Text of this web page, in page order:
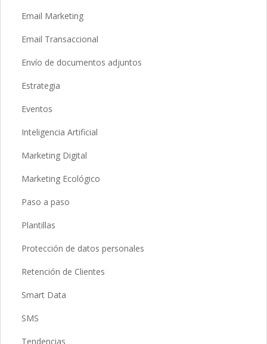
Email Marketing
Email Transaccional
Envío de documentos adjuntos
Estrategia
Eventos
Inteligencia Artificial
Marketing Digital
Marketing Ecológico
Paso a paso
Plantillas
Protección de datos personales
Retención de Clientes
Smart Data
SMS
Tendencias